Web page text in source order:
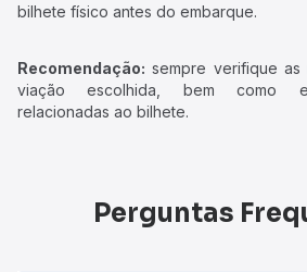
bilhete físico antes do embarque.
Recomendação: sempre verifique
viação escolhida, bem como
relacionadas ao bilhete.
Perguntas